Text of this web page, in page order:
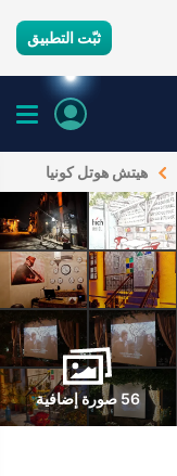
ثبّت التطبيق
هيتش هوتل كونيا
56 صورة إضافية